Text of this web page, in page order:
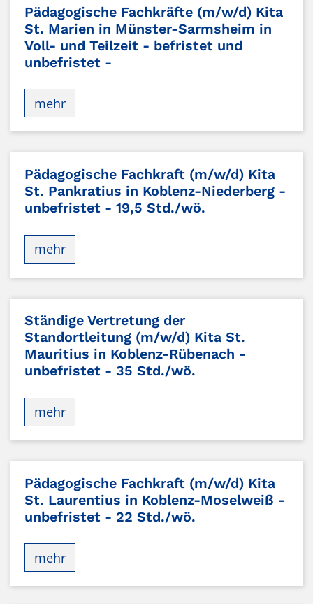
Pädagogische Fachkräfte (m/w/d) Kita
St. Marien in Münster-Sarmsheim in
Voll- und Teilzeit - befristet und
unbefristet -
mehr
Pädagogische Fachkraft (m/w/d) Kita
St. Pankratius in Koblenz-Niederberg -
unbefristet - 19,5 Std./wö.
mehr
Ständige Vertretung der
Standortleitung (m/w/d) Kita St.
Mauritius in Koblenz-Rübenach -
unbefristet - 35 Std./wö.
mehr
Pädagogische Fachkraft (m/w/d) Kita
St. Laurentius in Koblenz-Moselweiß -
unbefristet - 22 Std./wö.
mehr